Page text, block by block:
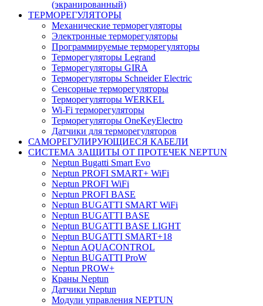
(экранированный)
ТЕРМОРЕГУЛЯТОРЫ
Механические терморегуляторы
Электронные терморегуляторы
Программируемые терморегуляторы
Терморегуляторы Legrand
Терморегуляторы GIRA
Терморегуляторы Schneider Electric
Сенсорные терморегуляторы
Терморегуляторы WERKEL
Wi-Fi терморегуляторы
Терморегуляторы OneKeyElectro
Датчики для терморегуляторов
САМОРЕГУЛИРУЮЩИЕСЯ КАБЕЛИ
СИСТЕМА ЗАЩИТЫ ОТ ПРОТЕЧЕК NEPTUN
Neptun Bugatti Smart Evo
Neptun PROFI SMART+ WiFi
Neptun PROFI WiFi
Neptun PROFI BASE
Neptun BUGATTI SMART WiFi
Neptun BUGATTI BASE
Neptun BUGATTI BASE LIGHT
Neptun BUGATTI SMART+18
Neptun AQUACONTROL
Neptun BUGATTI ProW
Neptun PROW+
Краны Neptun
Датчики Neptun
Модули управления NEPTUN